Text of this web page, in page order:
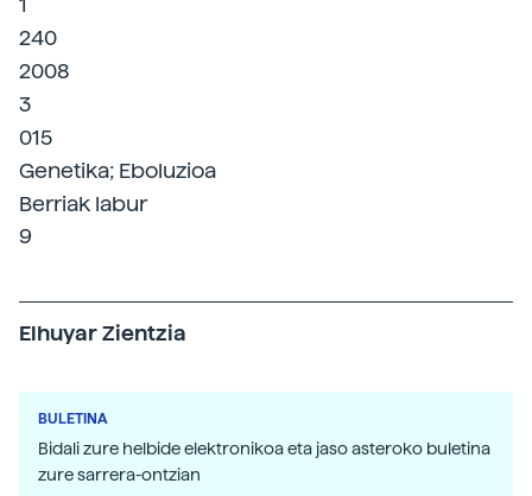
240
2008
3
015
Genetika; Eboluzioa
Berriak labur
9
Elhuyar Zientzia
BULETINA
Bidali zure helbide elektronikoa eta jaso asteroko buletina
zure sarrera-ontzian